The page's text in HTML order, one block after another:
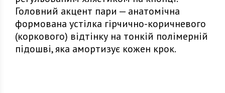
Головний акцент пари — анатомічна
формована устілка гірчично-коричневого
(коркового) відтінку на тонкій полімерній
підошві, яка амортизує кожен крок.